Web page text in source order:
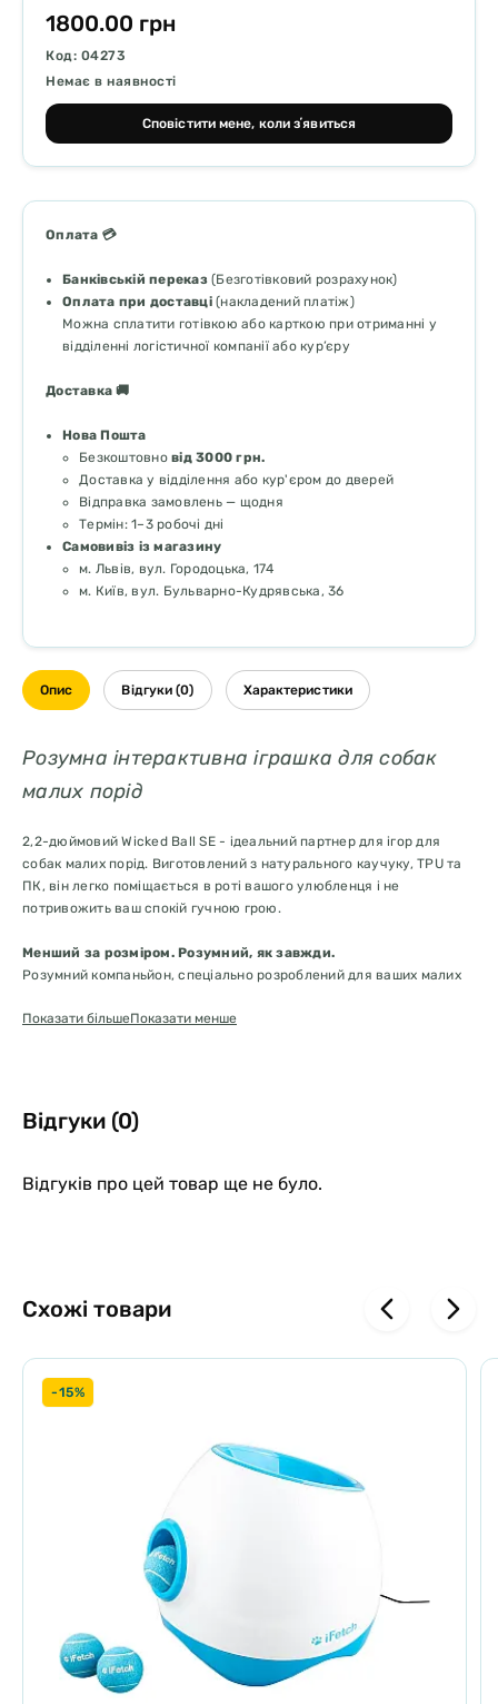
1800.00 грн
Код: 04273
Немає в наявності
Сповістити мене, коли зʼявиться
Оплата 💳
Банківській переказ(Безготівковий розрахунок)
Оплата при доставці(накладений платіж)
Можна сплатити готівкою або карткою при отриманні у
відділенні логістичної компанії або кур’єру
Доставка 🚚
Нова Пошта
Безкоштовно від 3000 грн.
Доставка у відділення або кур'єром до дверей
Відправка замовлень — щодня
Термін: 1–3 робочі дні
Самовивіз із магазину
м. Львів, вул. Городоцька, 174
м. Київ, вул. Бульварно-Кудрявська, 36
Опис Відгуки (0) Характеристики
Розумна інтерактивна іграшка для собак
малих порід
2,2-дюймовий Wicked Ball SE - ідеальний партнер для ігор для
собак малих порід. Виготовлений з натурального каучуку, TPU та
ПК, він легко поміщається в роті вашого улюбленця і не
потривожить ваш спокій гучною грою.
Менший за розміром. Розумний, як завжди.
Розумний компаньйон, спеціально розроблений для ваших малих
допоможуть подовжити термін його служби).
Перемикайтеся між трьома режимами, щоб задовольнити різні
стилі гри як полохливих, так і активних собак.
Показати більшеПоказати менше
Відгуки (0)
Відгуків про цей товар ще не було.
Схожі товари
-15%